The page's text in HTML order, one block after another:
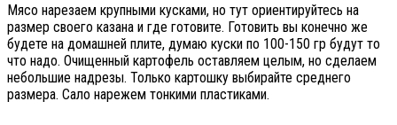
Мясо нарезаем крупными кусками, но тут ориентируйтесь на
размер своего казана и где готовите. Готовить вы конечно же
будете на домашней плите, думаю куски по 100-150 гр будут то
что надо. Очищенный картофель оставляем целым, но сделаем
небольшие надрезы. Только картошку выбирайте среднего
размера. Сало нарежем тонкими пластиками.